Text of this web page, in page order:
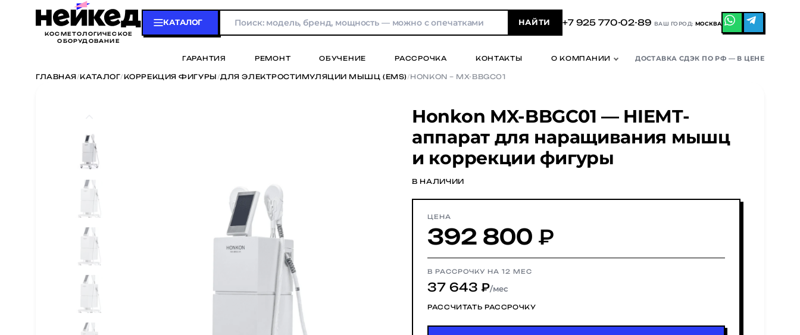
КОСМЕТОЛОГИЧЕСКОЕ
ОБОРУДОВАНИЕ
КАТАЛОГ НАЙТИ +7 925 770-02-89 ВАШ ГОРОД: МОСКВА
ГАРАНТИЯ РЕМОНТ ОБУЧЕНИЕ РАССРОЧКА КОНТАКТЫ О КОМПАНИИ ДОСТАВКА СДЭК ПО РФ — В ЦЕНЕ
ГЛАВНАЯ/КАТАЛОГ/ КОРРЕКЦИЯ ФИГУРЫ/ДЛЯ ЭЛЕКТРОСТИМУЛЯЦИИ МЫШЦ (EMS)/HONKON – MX-BBGC01
Honkon MX-BBGC01 — HIEMT-
аппарат для наращивания мышц
и коррекции фигуры
В НАЛИЧИИ
ЦЕНА
392 800 ₽
В РАССРОЧКУ НА 12 МЕС
37 643 ₽/мес
РАССЧИТАТЬ РАССРОЧКУ